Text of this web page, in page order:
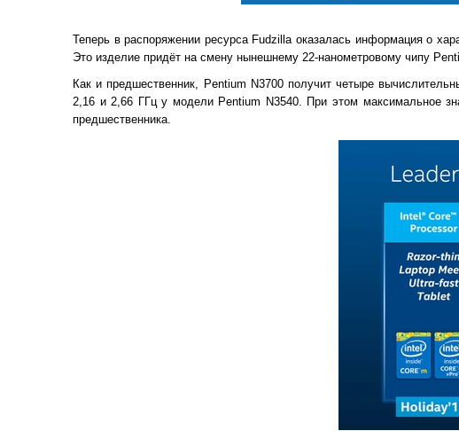
Теперь в распоряжении ресурса Fudzilla оказалась информация о
Это изделие придёт на смену нынешнему 22-нанометровому чипу
Как и предшественник, Pentium N3700 получит четыре
2,16 и 2,66 ГГц у модели Pentium N3540. При этом максимальное
предшественника.